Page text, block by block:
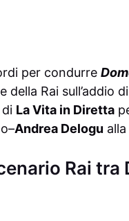
per condurre
Rai sull’addio di
La Vita in Diretta
Andrea Delogu
Rai tra